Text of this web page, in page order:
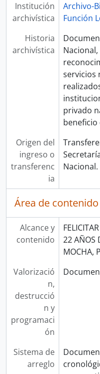
Institución
archivística
Archivo-
Función
Historia
archivística
servicios
privado
beneficio
Origen del
ingreso o
transferenc
ia
Nacional.
Área de
Alcance y
contenido
22 AÑOS
MOCHA,
Valorizació
n,
destrucció
n y
programaci
ón
Sistema de
arreglo